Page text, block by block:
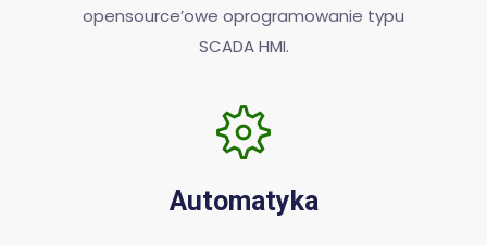
opensource’owe oprogramowanie typu
SCADA HMI.
Automatyka